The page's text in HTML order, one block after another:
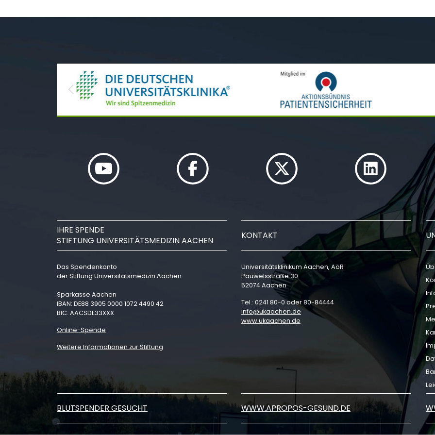
Previous
IHRE SPENDE
STIFTUNG UNIVERSITÄTSMEDIZIN AACHEN
Das Spendenkonto
der Stiftung Universitätsmedizin Aachen:
Sparkasse Aachen
IBAN: DE88 3905 0000 1072 4490 42
BIC: AACSDE33XXX
Online-Spende
Weitere Informationen zur Stiftung
KONTAKT
Universitätsklinikum Aachen, AöR
Pauwelsstraße 30
52074 Aachen
Tel.: 0241 80-0 oder 80-84444
info
ukaachen de
www.ukaachen.de
BLUTSPENDER GESUCHT WWW.APROPOS-GESUND.DE